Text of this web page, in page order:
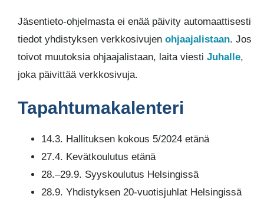
Jäsentieto-ohjelmasta ei enää päivity automaattisesti
tiedot yhdistyksen verkkosivujen ohjaajalistaan. Jos
toivot muutoksia ohjaajalistaan, laita viesti Juhalle,
joka päivittää verkkosivuja.
Tapahtumakalenteri
14.3. Hallituksen kokous 5/2024 etänä
27.4. Kevätkoulutus etänä
28.–29.9. Syyskoulutus Helsingissä
28.9. Yhdistyksen 20-vuotisjuhlat Helsingissä